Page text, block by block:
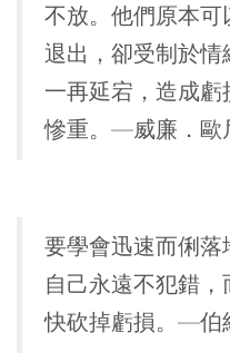
不放。他們原本
退出，卻受制於
一再延宕，造成
慘重。—威廉．歐
要學會迅速而俐
自己永遠不犯錯
快砍掉虧損。—伯